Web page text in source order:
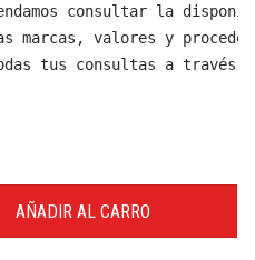
consultar la
marcas, valores y
tus consultas a través